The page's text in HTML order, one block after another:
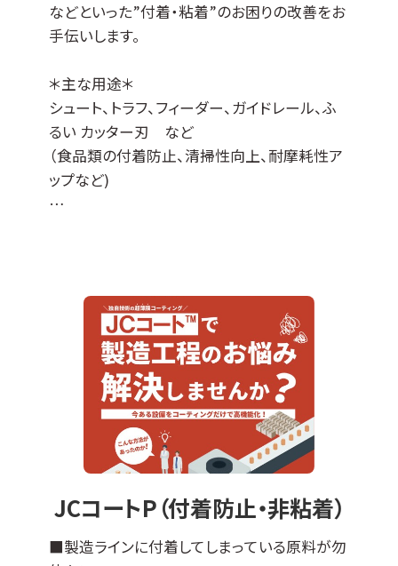
などといった”付着・粘着”のお困りの改善をお
手伝いします。
＊主な用途＊
シュート、トラフ、フィーダー、ガイドレール、ふ
るい カッター刃 など
（食品類の付着防止、清掃性向上、耐摩耗性ア
ップなど)
『JCコートP』は撥水撥油性・非粘着性・防汚性
の機能があります。
※ DLCとは、ダイヤモンドライクカーボンの略
＊適応基材＊
ステンレスなどの導電性基材全般に対応可能
ですが、不向きなものもございます（亜鉛、銅な
も可能です。
その他の母材につきましては、ご相談ください
JCコートP（付着防止・非粘着）
■製造ラインに付着してしまっている原料が勿